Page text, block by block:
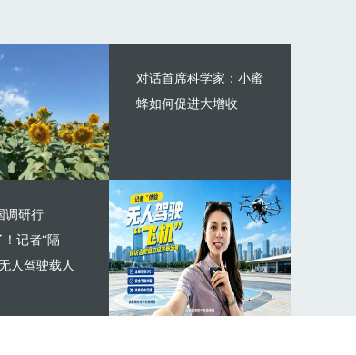
对话首席科学家：小蜜
蜂如何促进大增收
调研行
！记者“隔
人驾驶载人